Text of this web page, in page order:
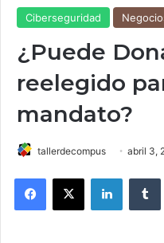
Ciberseguridad
¿Puede
reelegido
mandato?
tallerdecompus abril 3,